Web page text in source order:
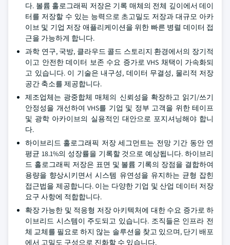
다. 볼륨 홀로그래픽 저장은 기록 매체의 전체 깊이에서 데이
터를 저장할 수 있는 능력으로 초고밀도 저장과 대규모 아카
이브 및 기업 저장 애플리케이션을 위한 빠른 병렬 데이터 접
근을 가능하게 합니다.
과학 연구, 국방, 클라우드 콜드 스토리지 환경에서의 장기적
이고 안전한 데이터 보존 수요 증가로 VHS 채택이 가속화되
고 있습니다. 이 기술은 내구성, 데이터 무결성, 물리적 저장
공간 축소를 제공합니다.
제조업체는 광중합체 매체의 신뢰성을 확장하고 읽기/쓰기
안정성을 개선하여 VHS를 기업 및 정부 고객을 위한 테이프
및 광학 아카이브의 실용적인 대안으로 포지셔닝해야 합니
다.
하이브리드 홀로그래픽 저장 세그먼트는 전망 기간 동안 연
평균 18.1%의 성장률을 기록할 것으로 예상됩니다. 하이브리
드 홀로그래픽 저장은 표면 및 볼륨 기록의 장점을 결합하여
용량을 향상시키면서 시스템 유연성을 유지하는 균형 잡힌
접근법을 제공합니다. 이는 다양한 기업 및 산업 데이터 저장
요구 사항에 적합합니다.
확장 가능한 및 적응형 저장 아키텍처에 대한 수요 증가로 하
이브리드 시스템이 주도되고 있습니다. 조직들은 인프라 전
체 교체를 필요로 하지 않는 솔루션을 찾고 있으며, 단기 배포
에서 고밀도 구성으로 진화할 수 있습니다.